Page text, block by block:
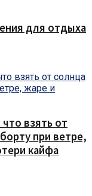
для отдыха
взять от
при ветре,
кайфа